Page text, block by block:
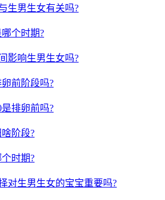
生男生女有关吗?
个时期?
影响生男生女吗?
前阶段吗?
排卵前吗?
阶段?
时期?
对生男生女的宝宝重要吗?